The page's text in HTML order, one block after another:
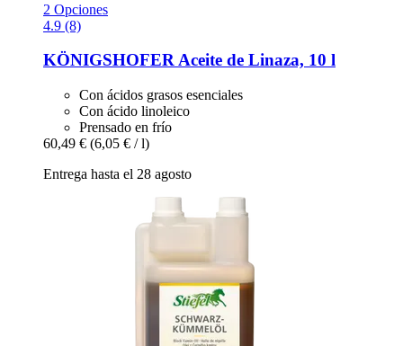
2 Opciones
4.9 (8)
KÖNIGSHOFERAceite de Linaza, 10 l
Con ácidos grasos esenciales
Con ácido linoleico
Prensado en frío
60,49 € (6,05 € / l)
Entrega hasta el 28 agosto